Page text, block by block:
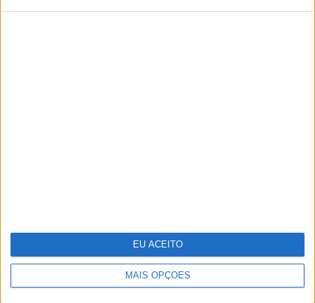
MAIS OPÇÕES
EU ACEITO